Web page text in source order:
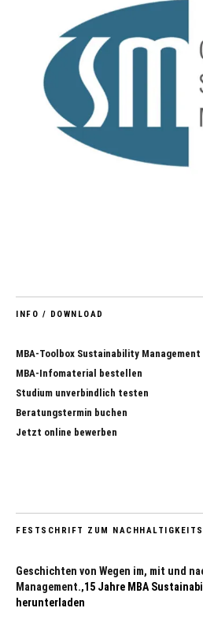
INFO / DOWNLOAD
MBA-Toolbox Sustainability Management
MBA-Infomaterial bestellen
Studium unverbindlich testen
Beratungstermin buchen
Jetzt online bewerben
FESTSCHRIFT ZUM
Geschichten von Wegen im, mit und
Management.‚15 Jahre MBA
herunterladen